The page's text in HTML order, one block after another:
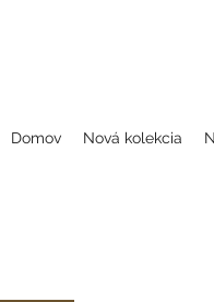
Domov Nová kolekcia